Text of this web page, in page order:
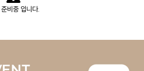
비중 입니다.